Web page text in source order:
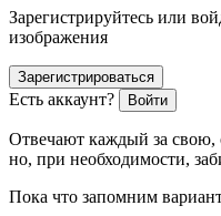
Зарегистрируйтесь или
изображения
Зарегистрироваться
Есть аккаунт? Войти
Отвечают каждый за свою,
но, при необходимости,
Пока что запомним